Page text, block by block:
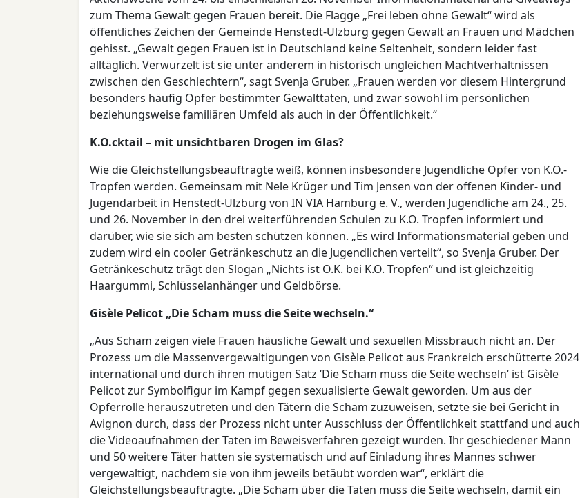
zum Thema Gewalt gegen Frauen bereit. Die Flagge „Frei leben ohne Gewalt“ wird als
öffentliches Zeichen der Gemeinde Henstedt-Ulzburg gegen Gewalt an Frauen und Mädchen
gehisst. „Gewalt gegen Frauen ist in Deutschland keine Seltenheit, sondern leider fast
alltäglich. Verwurzelt ist sie unter anderem in historisch ungleichen Machtverhältnissen
zwischen den Geschlechtern“, sagt Svenja Gruber. „Frauen werden vor diesem Hintergrund
besonders häufig Opfer bestimmter Gewalttaten, und zwar sowohl im persönlichen
beziehungsweise familiären Umfeld als auch in der Öffentlichkeit.“
K.O.cktail – mit unsichtbaren Drogen im Glas?
Wie die Gleichstellungsbeauftragte weiß, können insbesondere Jugendliche Opfer von K.O.-
Tropfen werden. Gemeinsam mit Nele Krüger und Tim Jensen von der offenen Kinder- und
Jugendarbeit in Henstedt-Ulzburg von IN VIA Hamburg e. V., werden Jugendliche am 24., 25.
und 26. November in den drei weiterführenden Schulen zu K.O. Tropfen informiert und
darüber, wie sie sich am besten schützen können. „Es wird Informationsmaterial geben und
zudem wird ein cooler Getränkeschutz an die Jugendlichen verteilt“, so Svenja Gruber. Der
Getränkeschutz trägt den Slogan „Nichts ist O.K. bei K.O. Tropfen“ und ist gleichzeitig
Haargummi, Schlüsselanhänger und Geldbörse.
Gisèle Pelicot „Die Scham muss die Seite wechseln.“
„Aus Scham zeigen viele Frauen häusliche Gewalt und sexuellen Missbrauch nicht an. Der
Prozess um die Massenvergewaltigungen von Gisèle Pelicot aus Frankreich erschütterte 2024
international und durch ihren mutigen Satz ‘Die Scham muss die Seite wechseln‘ ist Gisèle
Pelicot zur Symbolfigur im Kampf gegen sexualisierte Gewalt geworden. Um aus der
Opferrolle herauszutreten und den Tätern die Scham zuzuweisen, setzte sie bei Gericht in
Avignon durch, dass der Prozess nicht unter Ausschluss der Öffentlichkeit stattfand und auch
die Videoaufnahmen der Taten im Beweisverfahren gezeigt wurden. Ihr geschiedener Mann
und 50 weitere Täter hatten sie systematisch und auf Einladung ihres Mannes schwer
vergewaltigt, nachdem sie von ihm jeweils betäubt worden war“, erklärt die
Gleichstellungsbeauftragte. „Die Scham über die Taten muss die Seite wechseln, damit ein